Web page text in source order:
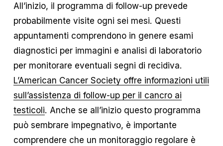
All’inizio, il programma di follow-up prevede
probabilmente visite ogni sei mesi. Questi
appuntamenti comprendono in genere esami
diagnostici per immagini e analisi di laboratorio
per monitorare eventuali segni di recidiva.
L’American Cancer Society offre informazioni utili
sull’assistenza di follow-up per il cancro ai
testicoli. Anche se all’inizio questo programma
può sembrare impegnativo, è importante
comprendere che un monitoraggio regolare è